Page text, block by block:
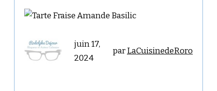
juin 17,
2024
parLaCuisinedeRoro